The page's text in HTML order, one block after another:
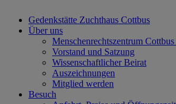
Gedenkstätte Zuchthaus Cottbus
Über uns
Menschenrechtszentrum Cottbus
Vorstand und Satzung
Wissenschaftlicher Beirat
Auszeichnungen
Mitglied werden
Besuch